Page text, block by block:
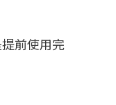
前使用完